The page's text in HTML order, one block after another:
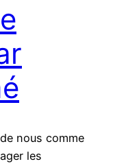
nous comme
les